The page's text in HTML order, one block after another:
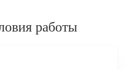
работы